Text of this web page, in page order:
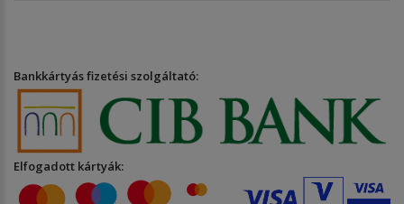
Bankkártyás fizetési szolgáltató:
Elfogadott kártyák: